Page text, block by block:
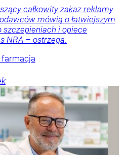
całkowity zakaz reklamy
mówią o łatwiejszym
i opiece
NRA – ostrzega.